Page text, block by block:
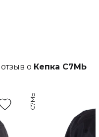
о Кепка С7МЬ
С7МЬ